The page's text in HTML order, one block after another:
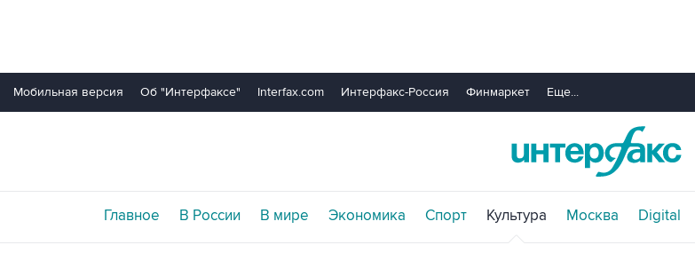
Мобильная версия Об "Интерфаксе" Interfax.com Интерфакс-Россия Финмаркет Еще...
Главное В России В мире Экономика Спорт Культура Москва Digital